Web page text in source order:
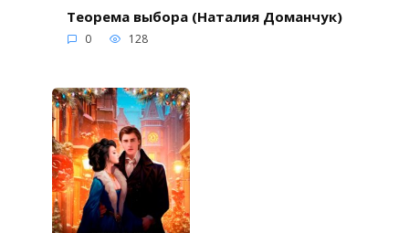
Теорема выбора (Наталия Доманчук)
0 128